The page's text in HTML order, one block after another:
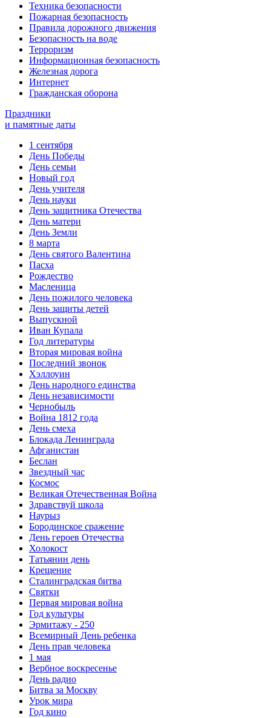
Техника безопасности
Пожарная безопасность
Правила дорожного движения
Безопасность на воде
Терроризм
Информационная безопасность
Железная дорога
Интернет
Гражданская оборона
Праздники
и памятные даты
1 сентября
День Победы
День семьи
Новый год
День учителя
День науки
День защитника Отечества
День матери
День Земли
8 марта
День святого Валентина
Пасха
Рождество
Масленица
День пожилого человека
День защиты детей
Выпускной
Иван Купала
Год литературы
Вторая мировая война
Последний звонок
Хэллоуин
День народного единства
День независимости
Чернобыль
Война 1812 года
День смеха
Блокада Ленинграда
Афганистан
Беслан
Звездный час
Космос
Великая Отечественная Война
Здравствуй школа
Наурыз
Бородинское сражение
День героев Отечества
Холокост
Татьянин день
Крещение
Сталинградская битва
Святки
Первая мировая война
Год культуры
Эрмитажу - 250
Всемирный День ребенка
День прав человека
1 мая
Вербное воскресенье
День радио
Битва за Москву
Урок мира
Год кино